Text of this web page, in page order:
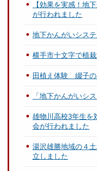
【効果を実感！地
が行われました
地下かんがいシス
横手市十文字で植
田植え体験 綴子の
「地下かんがいシ
雄物川高校3年生を
会が行われました
湯沢雄勝地域の４
立しました